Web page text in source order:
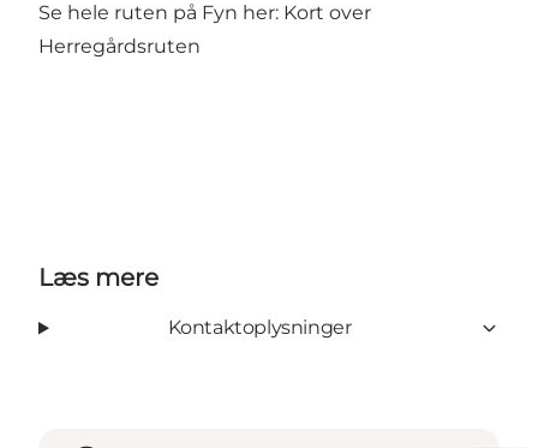
Se hele ruten på Fyn her: Kort over
Herregårdsruten
Læs mere
Kontaktoplysninger